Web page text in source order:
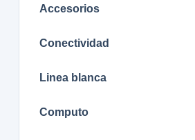
Accesorios
Conectividad
Linea blanca
Computo